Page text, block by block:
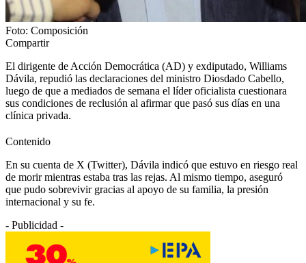
Foto: Composición
Compartir
El dirigente de Acción Democrática (AD) y exdiputado, Williams
Dávila, repudió las declaraciones del ministro Diosdado Cabello,
luego de que a mediados de semana el líder oficialista cuestionara
sus condiciones de reclusión al afirmar que pasó sus días en una
clínica privada.
Contenido
En su cuenta de X (Twitter), Dávila indicó que estuvo en riesgo real
de morir mientras estaba tras las rejas. Al mismo tiempo, aseguró
que pudo sobrevivir gracias al apoyo de su familia, la presión
internacional y su fe.
- Publicidad -